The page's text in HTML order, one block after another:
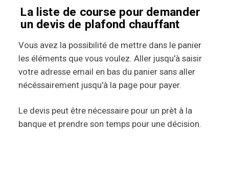
La liste de course pour demander
un devis de plafond chauffant
Vous avez la possibilité de mettre dans le panier
les éléments que vous voulez. Aller jusqu'à saisir
votre adresse email en bas du panier sans aller
nécéssairement jusqu'à la page pour payer.
Le devis peut être nécessaire pour un prèt à la
banque et prendre son temps pour une décision.